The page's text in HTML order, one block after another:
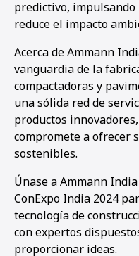
predictivo,
reduce el impacto
Acerca de Ammann
vanguardia de la
compactadoras y
una sólida red de
productos
compromete a ofrecer
sostenibles.
Únase a Ammann
ConExpo India 2024
tecnología de
con expertos
proporcionar ideas.